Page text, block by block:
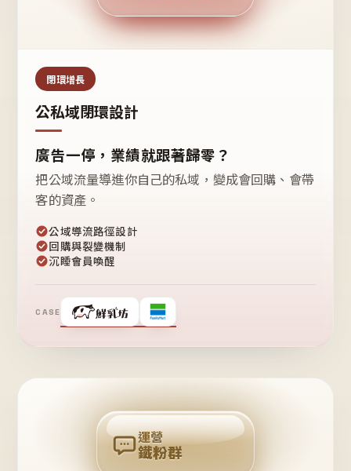
公域流量
私域鐵粉
閉環增長
公私域閉環設計
廣告一停，業績就跟著歸零？
把公域流量導進你自己的私域，變成會回購、會帶
客的資產。
公域導流路徑設計
回購與裂變機制
沉睡會員喚醒
CASE
❤
粉
回
購
運營
鐵粉群